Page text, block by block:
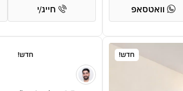
וואטסאפ חייג/י
חדש! חדש!